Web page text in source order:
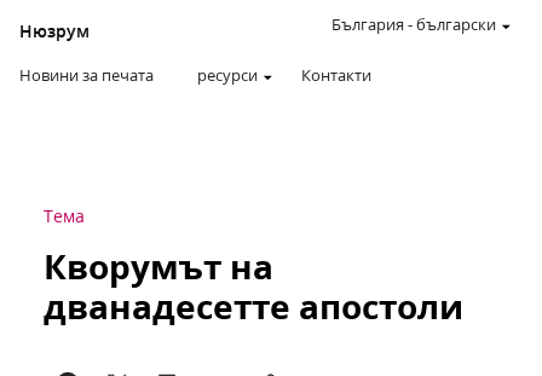
Нюзрум
Новини за печата ресурси Контакти
България -български
Тема
Кворумът на
дванадесетте апостоли